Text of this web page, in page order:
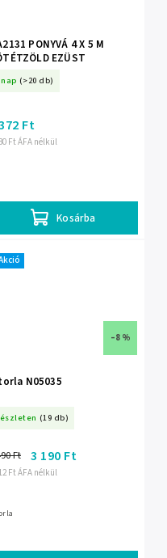
PONYVÁ 4 X 5 M
EZÜST
(>20 db)
Ft ÁFA nélkül
Ft
Kosárba
–8 %
N05035
(19 db)
Ft ÁFA nélkül
Ft 3 190 Ft